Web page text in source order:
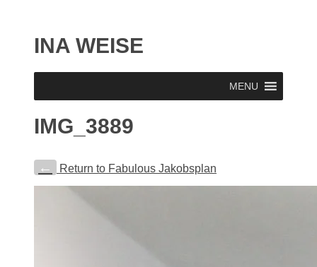
INA WEISE
MENU
IMG_3889
← Return to Fabulous Jakobsplan